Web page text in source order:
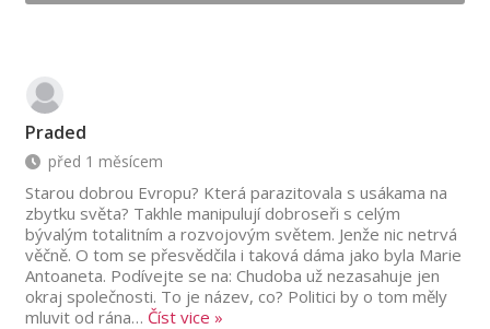
Praded
před 1 měsícem
Starou dobrou Evropu? Která parazitovala s usákama na
zbytku světa? Takhle manipulují dobroseři s celým
bývalým totalitním a rozvojovým světem. Jenže nic netrvá
věčně. O tom se přesvědčila i taková dáma jako byla Marie
Antoaneta. Podívejte se na: Chudoba už nezasahuje jen
okraj společnosti. To je název, co? Politici by o tom měly
mluvit od rána… Číst vice »